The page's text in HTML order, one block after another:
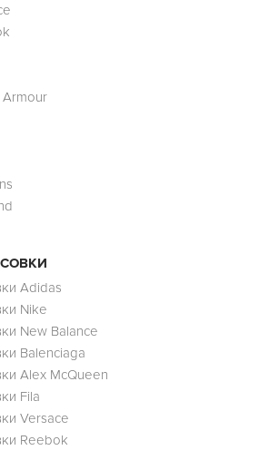
Adidas
Nike
New Balance
Balenciaga
Alex McQueen
Fila
Versace
Reebok